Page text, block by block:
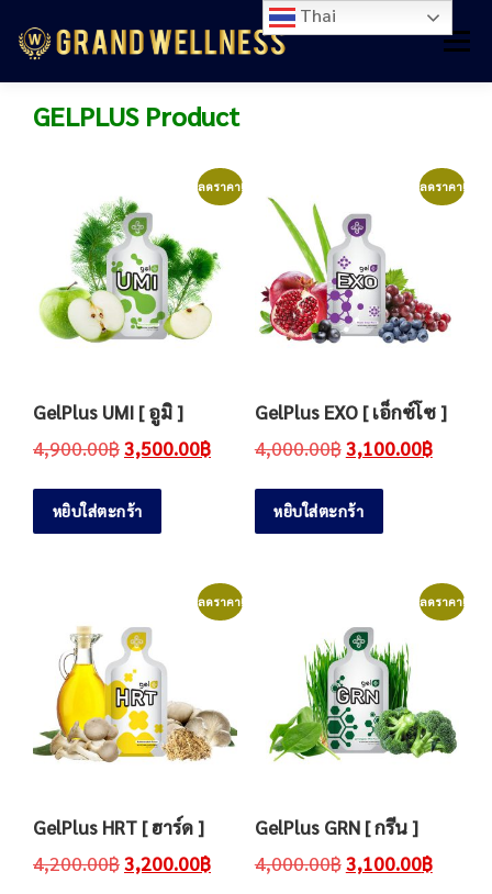
Menu
หน้าหลัก อาหารเสริม เวชสำอาง
อุปกรณ์การแพทย์ บทความ ติดต่อเรา
GELPLUS Product
ลดราคา!
GelPlus UMI [ อูมิ ]
4,900.00฿3,500.00฿
หยิบใส่ตะกร้า
ลดราคา!
GelPlus EXO [ เอ็กซ์โซ ]
4,000.00฿3,100.00฿
หยิบใส่ตะกร้า
ลดราคา!
GelPlus HRT [ ฮาร์ด ]
4,200.00฿3,200.00฿
ลดราคา!
GelPlus GRN [ กรีน ]
4,000.00฿3,100.00฿
Thai